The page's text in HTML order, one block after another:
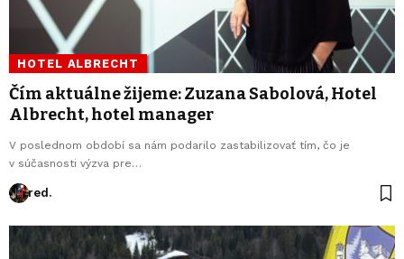
HOTEL ALBRECHT
Čím aktuálne žijeme: Zuzana Sabolová, Hotel
Albrecht, hotel manager
V poslednom období sa nám podarilo zastabilizovať tím, čo je
v súčasnosti výzva pre…
red.